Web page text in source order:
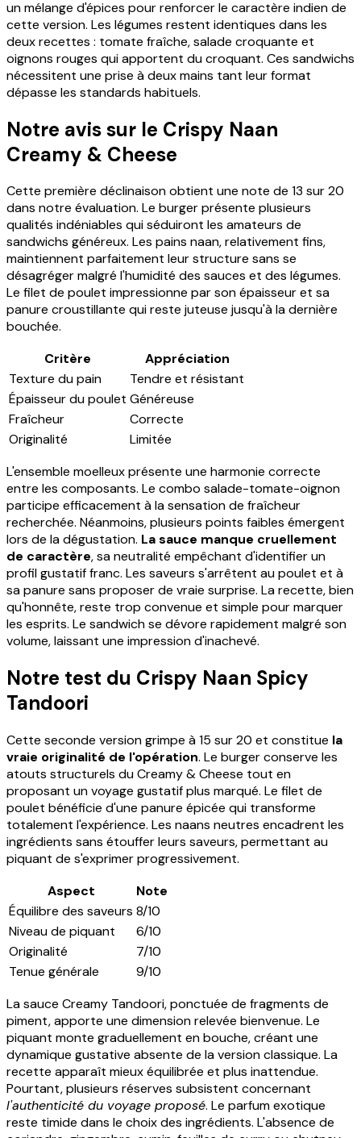
un mélange d'épices pour renforcer le caractère indien de
cette version. Les légumes restent identiques dans les
deux recettes : tomate fraîche, salade croquante et
oignons rouges qui apportent du croquant. Ces sandwichs
nécessitent une prise à deux mains tant leur format
dépasse les standards habituels.
Notre avis sur le Crispy Naan
Creamy & Cheese
Cette première déclinaison obtient une note de 13 sur 20
dans notre évaluation. Le burger présente plusieurs
qualités indéniables qui séduiront les amateurs de
sandwichs généreux. Les pains naan, relativement fins,
maintiennent parfaitement leur structure sans se
désagréger malgré l'humidité des sauces et des légumes.
Le filet de poulet impressionne par son épaisseur et sa
panure croustillante qui reste juteuse jusqu'à la dernière
bouchée.
Critère
Appréciation
Texture du pain
Tendre et résistant
Épaisseur du poulet Généreuse
Fraîcheur
Correcte
Originalité
Limitée
L'ensemble moelleux présente une harmonie correcte
entre les composants. Le combo salade-tomate-oignon
participe efficacement à la sensation de fraîcheur
recherchée. Néanmoins, plusieurs points faibles émergent
lors de la dégustation. La sauce manque cruellement
de caractère, sa neutralité empêchant d'identifier un
profil gustatif franc. Les saveurs s'arrêtent au poulet et à
sa panure sans proposer de vraie surprise. La recette, bien
qu'honnête, reste trop convenue et simple pour marquer
les esprits. Le sandwich se dévore rapidement malgré son
volume, laissant une impression d'inachevé.
Notre test du Crispy Naan Spicy
Tandoori
Cette seconde version grimpe à 15 sur 20 et constitue la
vraie originalité de l'opération. Le burger conserve les
atouts structurels du Creamy & Cheese tout en
proposant un voyage gustatif plus marqué. Le filet de
poulet bénéficie d'une panure épicée qui transforme
totalement l'expérience. Les naans neutres encadrent les
ingrédients sans étouffer leurs saveurs, permettant au
piquant de s'exprimer progressivement.
Aspect
Note
Équilibre des saveurs 8/10
Niveau de piquant
6/10
Originalité
7/10
Tenue générale
9/10
La sauce Creamy Tandoori, ponctuée de fragments de
piment, apporte une dimension relevée bienvenue. Le
piquant monte graduellement en bouche, créant une
dynamique gustative absente de la version classique. La
recette apparaît mieux équilibrée et plus inattendue.
Pourtant, plusieurs réserves subsistent concernant
l'authenticité du voyage proposé. Le parfum exotique
reste timide dans le choix des ingrédients. L'absence de